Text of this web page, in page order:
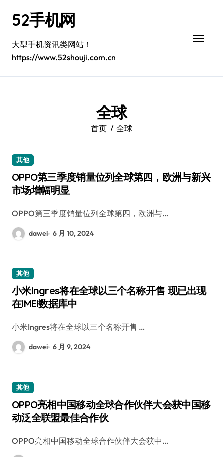
52手机网
大型手机资讯类网站！
https://www.52shouji.com.cn
全球
首页 全球
其他
OPPO第三季度销量位列全球第四，欧洲与新兴
市场增幅明显
OPPO第三季度销量位列全球第四，欧洲与…
dawei 6 月 10, 2024
其他
小米Ingres将在全球以三个名称开售 现已出现
在IMEI数据库中
小米Ingres将在全球以三个名称开售 …
dawei 6 月 9, 2024
其他
OPPO亮相中国移动全球合作伙伴大会获中国移
动泛全联盟最佳合作伙
OPPO亮相中国移动全球合作伙伴大会获中…